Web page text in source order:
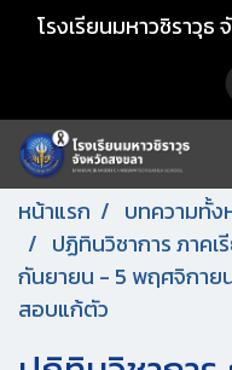
โรงเรียนมหาวชิราวุ
หน้าแรก บทความทั้
ปฏิทินวิชาการ ภาคเ
กันยายน - 5 พฤศจิกาย
สอบแก้ตัว